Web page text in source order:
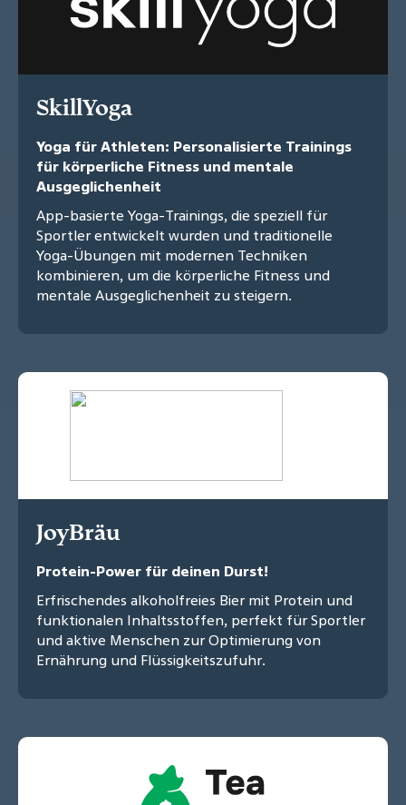
SkillYoga
Yoga für Athleten: Personalisierte Trainings
für körperliche Fitness und mentale
Ausgeglichenheit
App-basierte Yoga-Trainings, die speziell für
Sportler entwickelt wurden und traditionelle
Yoga-Übungen mit modernen Techniken
kombinieren, um die körperliche Fitness und
mentale Ausgeglichenheit zu steigern.
JoyBräu
Protein-Power für deinen Durst!
Erfrischendes alkoholfreies Bier mit Protein und
funktionalen Inhaltsstoffen, perfekt für Sportler
und aktive Menschen zur Optimierung von
Ernährung und Flüssigkeitszufuhr.